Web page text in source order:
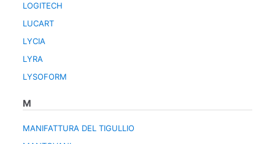
LOGITECH
LUCART
LYCIA
LYRA
LYSOFORM
M
MANIFATTURA DEL TIGULLIO